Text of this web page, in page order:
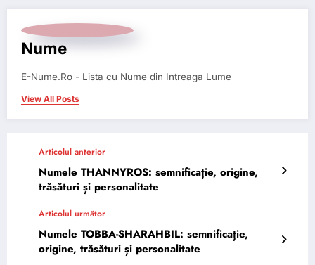
Nume
E-Nume.Ro - Lista cu Nume din Intreaga Lume
View All Posts
Articolul anterior
Numele THANNYROS: semnificație, origine,
trăsături și personalitate
Articolul următor
Numele TOBBA-SHARAHBIL: semnificație,
origine, trăsături și personalitate